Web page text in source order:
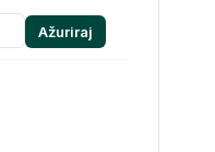
Ažuriraj